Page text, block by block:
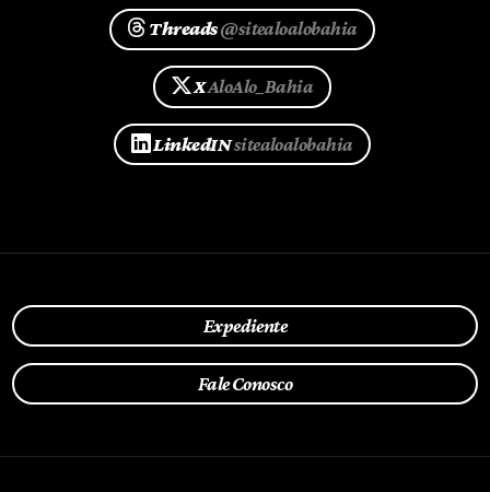
Threads@sitealoalobahia
XAloAlo_Bahia
LinkedINsitealoalobahia
Expediente
Fale Conosco